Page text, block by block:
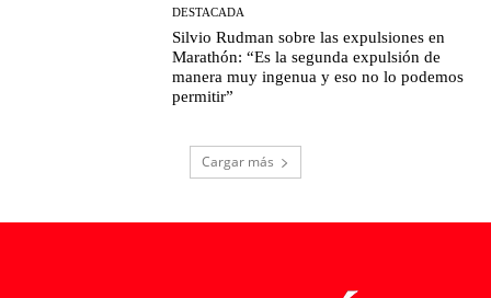
DESTACADA
Silvio Rudman sobre las expulsiones en
Marathón: “Es la segunda expulsión de
manera muy ingenua y eso no lo podemos
permitir”
Cargar más